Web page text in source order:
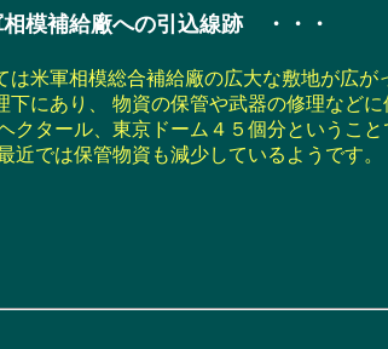
模補給廠への引込線跡 ・・・
米軍相模総合補給廠の広大な敷地が広が
にあり、 物資の保管や武器の修理など
クタール、東京ドーム４５個分というこ
では保管物資も減少しているようです。